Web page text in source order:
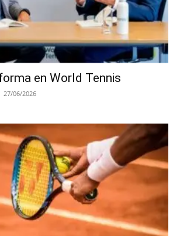
en World Tennis
27/06/2026